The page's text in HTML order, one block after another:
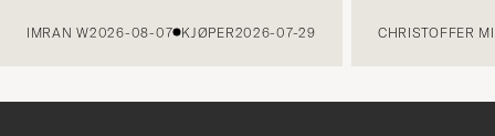
IMRAN W2026-08-07 KJØPER2026-07-29 CHRISTOFFER